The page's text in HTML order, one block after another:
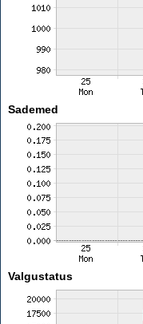
Sademed
Valgustatus